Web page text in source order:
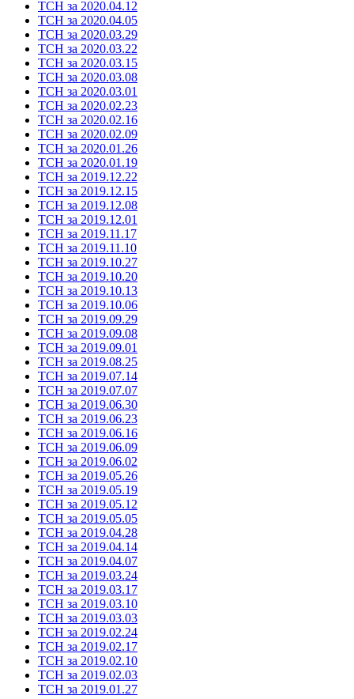
ТСН за 2020.04.12
ТСН за 2020.04.05
ТСН за 2020.03.29
ТСН за 2020.03.22
ТСН за 2020.03.15
ТСН за 2020.03.08
ТСН за 2020.03.01
ТСН за 2020.02.23
ТСН за 2020.02.16
ТСН за 2020.02.09
ТСН за 2020.01.26
ТСН за 2020.01.19
ТСН за 2019.12.22
ТСН за 2019.12.15
ТСН за 2019.12.08
ТСН за 2019.12.01
ТСН за 2019.11.17
ТСН за 2019.11.10
ТСН за 2019.10.27
ТСН за 2019.10.20
ТСН за 2019.10.13
ТСН за 2019.10.06
ТСН за 2019.09.29
ТСН за 2019.09.08
ТСН за 2019.09.01
ТСН за 2019.08.25
ТСН за 2019.07.14
ТСН за 2019.07.07
ТСН за 2019.06.30
ТСН за 2019.06.23
ТСН за 2019.06.16
ТСН за 2019.06.09
ТСН за 2019.06.02
ТСН за 2019.05.26
ТСН за 2019.05.19
ТСН за 2019.05.12
ТСН за 2019.05.05
ТСН за 2019.04.28
ТСН за 2019.04.14
ТСН за 2019.04.07
ТСН за 2019.03.24
ТСН за 2019.03.17
ТСН за 2019.03.10
ТСН за 2019.03.03
ТСН за 2019.02.24
ТСН за 2019.02.17
ТСН за 2019.02.10
ТСН за 2019.02.03
ТСН за 2019.01.27